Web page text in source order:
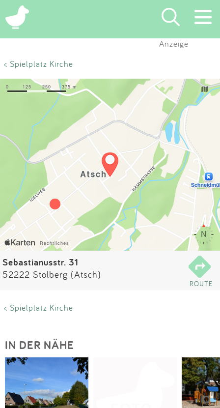
×
Eintragen
App
Partner
Kontakt
Impressum
Anzeige
< Spielplatz Kirche
Sebastianusstr. 31
52222 Stolberg (Atsch)
ROUTE
< Spielplatz Kirche
IN DER NÄHE